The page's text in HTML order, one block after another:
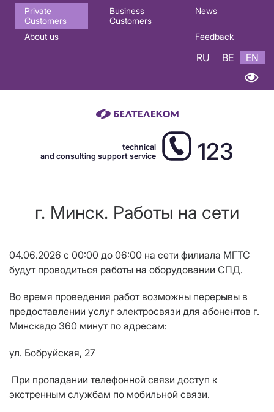
Основная
навигация
Private
Customers
Business
Customers
News
About us Feedback
RU BE EN
technical
and consulting support service
123
г. Минск. Работы на сети
04.06.2026 с 00:00 до 06:00 на сети филиала МГТС
будут проводиться работы на оборудовании СПД.
Во время проведения работ возможны перерывы в
предоставлении услуг электросвязи для абонентов г.
Минскадо 360 минут по адресам:
ул. Бобруйская, 27
При пропадании телефонной связи доступ к
экстренным службам по мобильной связи.